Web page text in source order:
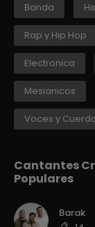
Banda
Rap y Hip Hop
Electronica
Mesianicos
Voces y
Cantantes
Populares
Barak